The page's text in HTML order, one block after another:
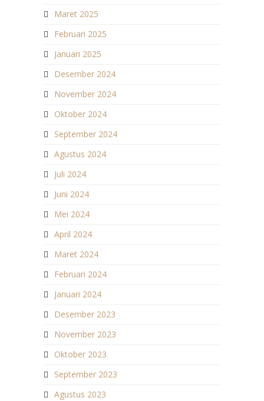
Maret 2025
Februari 2025
Januari 2025
Desember 2024
November 2024
Oktober 2024
September 2024
Agustus 2024
Juli 2024
Juni 2024
Mei 2024
April 2024
Maret 2024
Februari 2024
Januari 2024
Desember 2023
November 2023
Oktober 2023
September 2023
Agustus 2023